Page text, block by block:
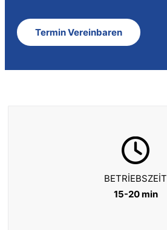
Termin Vereinbaren
BETRIEBSZEIT
15-20 min